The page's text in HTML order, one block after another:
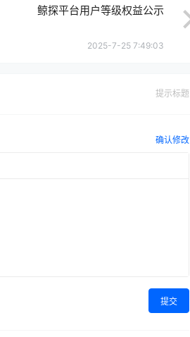
鲸探平台用户等级权益公示
2025-7-25 7:49:03
提示标题
确认修改
提交